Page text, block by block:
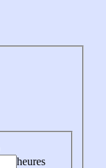
heures